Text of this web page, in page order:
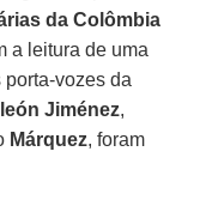
da Colômbia
a leitura de uma
vozes da
Jiménez,
Márquez, foram